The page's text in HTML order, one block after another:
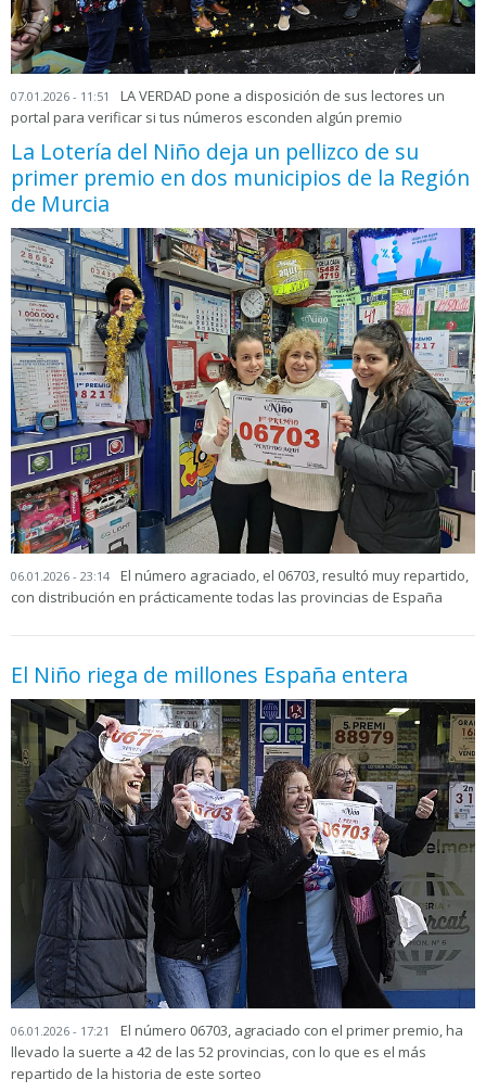
07.01.2026 - 11:51
LA VERDAD pone a disposición de sus lectores un
portal para verificar si tus números esconden algún premio
La Lotería del Niño deja un pellizco de su
primer premio en dos municipios de la Región
de Murcia
06.01.2026 - 23:14
El número agraciado, el 06703, resultó muy repartido,
con distribución en prácticamente todas las provincias de España
El Niño riega de millones España entera
06.01.2026 - 17:21
El número 06703, agraciado con el primer premio, ha
llevado la suerte a 42 de las 52 provincias, con lo que es el más
repartido de la historia de este sorteo